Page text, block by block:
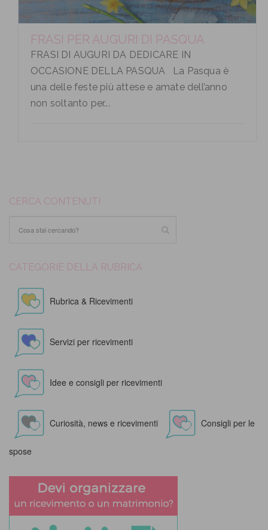
FRASI PER AUGURI DI PASQUA
FRASI DI AUGURI DA DEDICARE IN
OCCASIONE DELLA PASQUA La Pasqua è
una delle feste più attese e amate dell’anno
non soltanto per...
CERCA CONTENUTI
CATEGORIE DELLA RUBRICA
Rubrica & Ricevimenti
Servizi per ricevimenti
Idee e consigli per ricevimenti
Curiosità, news e ricevimenti Consigli per le
spose